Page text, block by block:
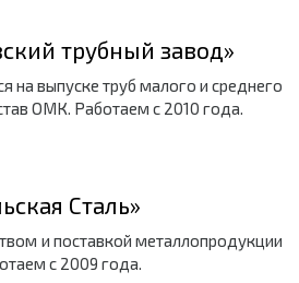
трубный завод»
на выпуске труб малого и среднего
ОМК. Работаем с 2010 года.
Сталь»
и пocтавкой металлoпрoдукции
с 2009 года.